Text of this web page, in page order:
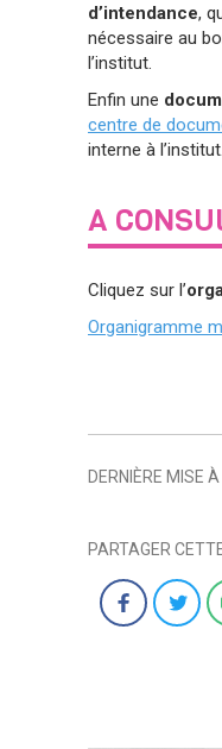
d’intendance,
nécessaire au
l’institut.
Enfin une
centre de
interne à l’institut.
A
Cliquez sur l’
Organigramme
DERNIÈRE MISE
PARTAGER